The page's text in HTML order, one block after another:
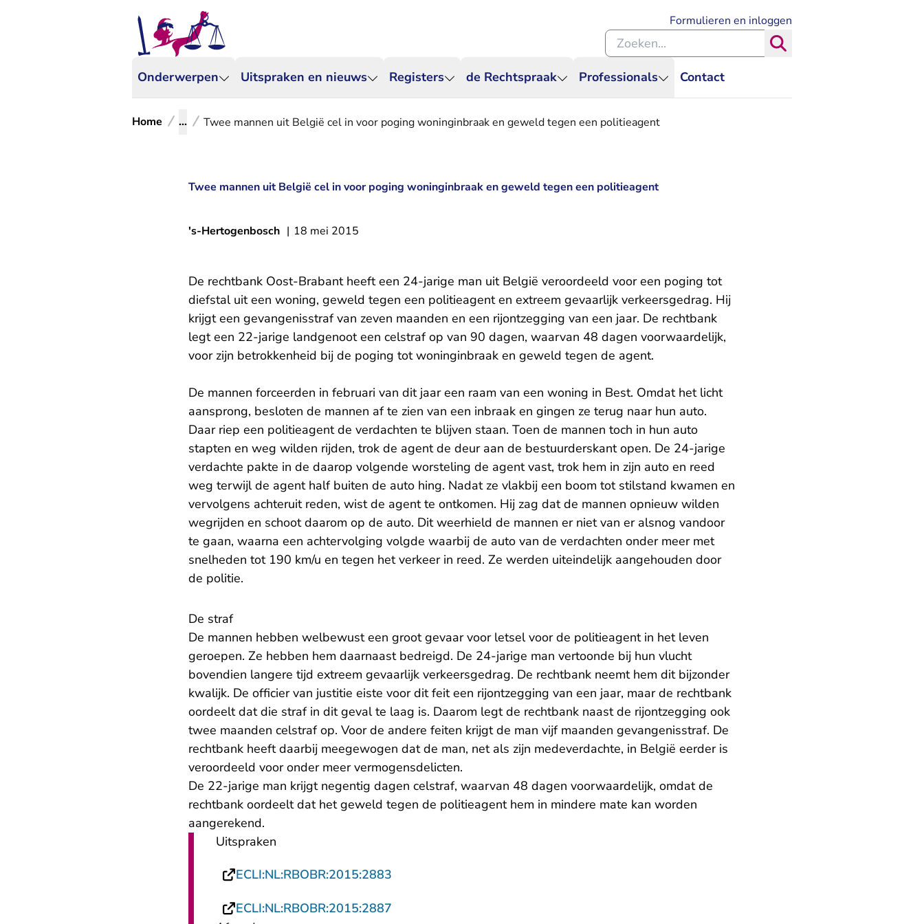
Onderwerpen Uitspraken en nieuws Registers de Rechtspraak Professionals Contact
Formulieren en inloggen
Zoeken binnen de Rechtspraak
Home ... Twee mannen uit België cel in voor poging woninginbraak en geweld tegen een politieagent
Twee mannen uit België cel in voor poging woninginbraak en geweld tegen een politieagent
's-Hertogenbosch | 18 mei 2015
De rechtbank Oost-Brabant heeft een 24-jarige man uit België veroordeeld voor een poging tot
diefstal uit een woning, geweld tegen een politieagent en extreem gevaarlijk verkeersgedrag. Hij
krijgt een gevangenisstraf van zeven maanden en een rijontzegging van een jaar. De rechtbank
legt een 22-jarige landgenoot een celstraf op van 90 dagen, waarvan 48 dagen voorwaardelijk,
voor zijn betrokkenheid bij de poging tot woninginbraak en geweld tegen de agent.
De mannen forceerden in februari van dit jaar een raam van een woning in Best. Omdat het licht
aansprong, besloten de mannen af te zien van een inbraak en gingen ze terug naar hun auto.
Daar riep een politieagent de verdachten te blijven staan. Toen de mannen toch in hun auto
stapten en weg wilden rijden, trok de agent de deur aan de bestuurderskant open. De 24-jarige
verdachte pakte in de daarop volgende worsteling de agent vast, trok hem in zijn auto en reed
weg terwijl de agent half buiten de auto hing. Nadat ze vlakbij een boom tot stilstand kwamen en
vervolgens achteruit reden, wist de agent te ontkomen. Hij zag dat de mannen opnieuw wilden
wegrijden en schoot daarom op de auto. Dit weerhield de mannen er niet van er alsnog vandoor
te gaan, waarna een achtervolging volgde waarbij de auto van de verdachten onder meer met
snelheden tot 190 km/u en tegen het verkeer in reed. Ze werden uiteindelijk aangehouden door
de politie.
De straf
De mannen hebben welbewust een groot gevaar voor letsel voor de politieagent in het leven
geroepen. Ze hebben hem daarnaast bedreigd. De 24-jarige man vertoonde bij hun vlucht
bovendien langere tijd extreem gevaarlijk verkeersgedrag. De rechtbank neemt hem dit bijzonder
kwalijk. De officier van justitie eiste voor dit feit een rijontzegging van een jaar, maar de rechtbank
oordeelt dat die straf in dit geval te laag is. Daarom legt de rechtbank naast de rijontzegging ook
twee maanden celstraf op. Voor de andere feiten krijgt de man vijf maanden gevangenisstraf. De
rechtbank heeft daarbij meegewogen dat de man, net als zijn medeverdachte, in België eerder is
veroordeeld voor onder meer vermogensdelicten.
De 22-jarige man krijgt negentig dagen celstraf, waarvan 48 dagen voorwaardelijk, omdat de
rechtbank oordeelt dat het geweld tegen de politieagent hem in mindere mate kan worden
aangerekend.
Uitspraken
ECLI:NL:RBOBR:2015:2883
ECLI:NL:RBOBR:2015:2887